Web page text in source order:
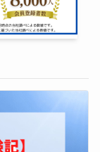
まようように
に苦しい日々
年生となり、
業への改善
アンケート』
善の授業対応
ります。